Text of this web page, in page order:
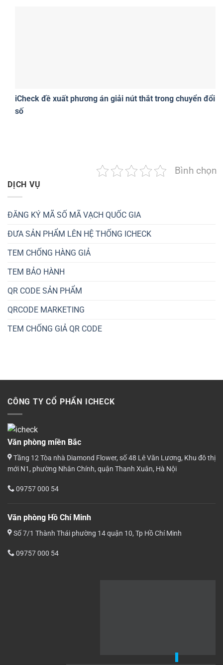
iCheck đề xuất phương án giải nút thắt trong chuyển đổi
số
Bình chọn
DỊCH VỤ
ĐĂNG KÝ MÃ SỐ MÃ VẠCH QUỐC GIA
ĐƯA SẢN PHẨM LÊN HỆ THỐNG ICHECK
TEM CHỐNG HÀNG GIẢ
TEM BẢO HÀNH
QR CODE SẢN PHẨM
QRCODE MARKETING
TEM CHỐNG GIẢ QR CODE
CÔNG TY CỔ PHẨN ICHECK
Văn phòng miền Bắc
Tầng 12 Tòa nhà Diamond Flower, số 48 Lê Văn Lương, Khu đô thị
mới N1, phường Nhân Chính, quận Thanh Xuân, Hà Nội
09757 000 54
Văn phòng Hồ Chí Minh
Số 7/1 Thành Thái phường 14 quận 10, Tp Hồ Chí Minh
09757 000 54